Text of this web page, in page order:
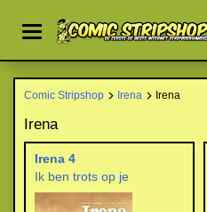
Comic Stripshop Irena Irena
Irena
Irena 4
Ik ben trots op je